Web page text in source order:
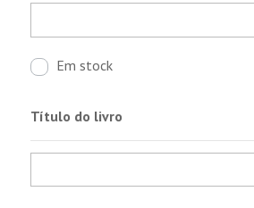
Em stock
Título do livro